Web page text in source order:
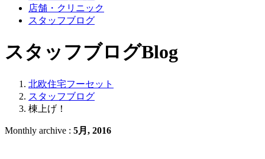
店舗 ・クリニック
スタッフブログ
スタッフブログBlog
北欧住宅フーセット
スタッフブログ
棟上げ！
Monthly archive : 5月, 2016